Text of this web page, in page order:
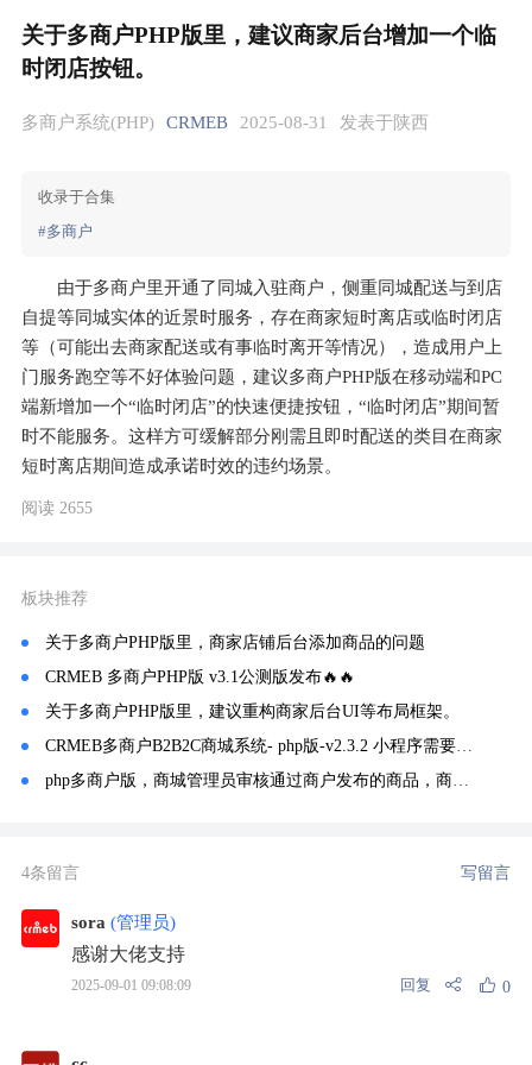
关于多商户PHP版里，建议商家后台增加一个临
时闭店按钮。
多商户系统(PHP) CRMEB 2025-08-31 发表于陕西
收录于合集
#多商户
由于多商户里开通了同城入驻商户，侧重同城配送与到店
自提等同城实体的近景时服务，存在商家短时离店或临时闭店
等（可能出去商家配送或有事临时离开等情况），造成用户上
门服务跑空等不好体验问题，建议多商户PHP版在移动端和PC
端新增加一个“临时闭店”的快速便捷按钮，“临时闭店”期间暂
时不能服务。这样方可缓解部分刚需且即时配送的类目在商家
短时离店期间造成承诺时效的违约场景。
阅读 2655
板块推荐
关于多商户PHP版里，商家店铺后台添加商品的问题
CRMEB 多商户PHP版 v3.1公测版发布🔥🔥
关于多商户PHP版里，建议重构商家后台UI等布局框架。
CRMEB多商户B2B2C商城系统- php版-v2.3.2 小程序需要安装直播插件
php多商户版，商城管理员审核通过商户发布的商品，商户从仓库中商品上架后，用户在前台搜不到商品是什么原因
4条留言 写留言
sora (管理员)
感谢大佬支持
2025-09-01 09:08:09 回复 0